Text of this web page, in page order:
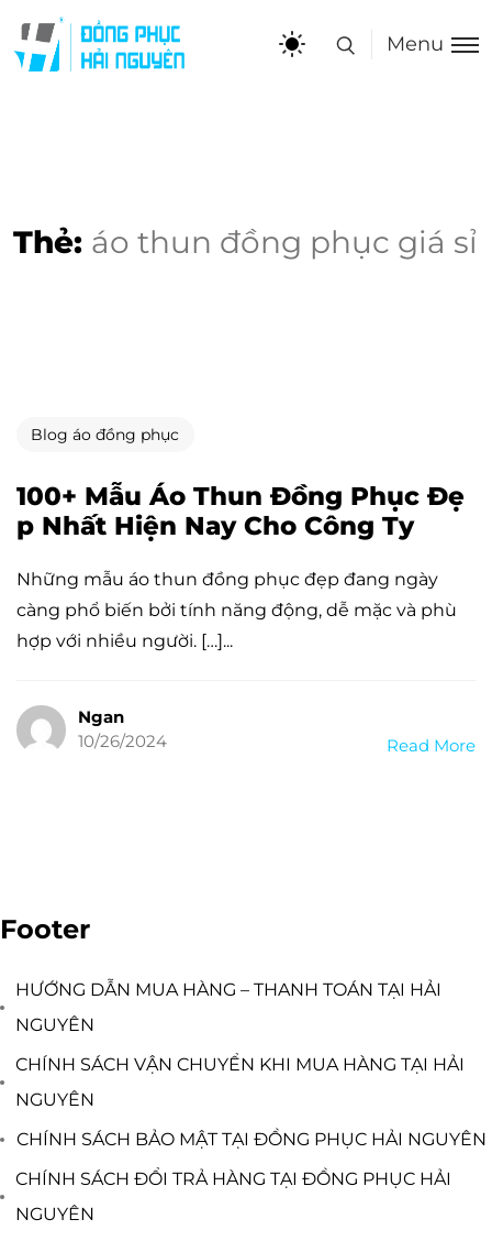
Menu
Thẻ: áo thun đồng phục giá sỉ
Blog áo đồng phục
100+ Mẫu Áo Thun Đồng Phục Đẹ
p Nhất Hiện Nay Cho Công Ty
Những mẫu áo thun đồng phục đẹp đang ngày
càng phổ biến bởi tính năng động, dễ mặc và phù
hợp với nhiều người. […]...
Ngan
10/26/2024
Read More
Footer
HƯỚNG DẪN MUA HÀNG – THANH TOÁN TẠI HẢI
NGUYÊN
CHÍNH SÁCH VẬN CHUYỂN KHI MUA HÀNG TẠI HẢI
NGUYÊN
CHÍNH SÁCH BẢO MẬT TẠI ĐỒNG PHỤC HẢI NGUYÊN
CHÍNH SÁCH ĐỔI TRẢ HÀNG TẠI ĐỒNG PHỤC HẢI
NGUYÊN